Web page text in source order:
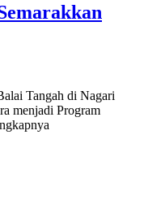
Tangah di Nagari
menjadi Program